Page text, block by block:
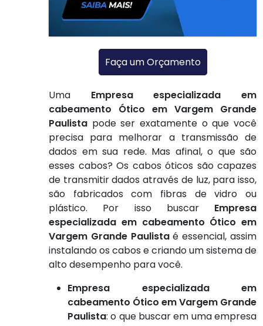
Uma Empresa especializada em
cabeamento Ótico em Vargem Grande
Paulista pode ser exatamente o que você
precisa para melhorar a transmissão de
dados em sua rede. Mas afinal, o que são
esses cabos? Os cabos óticos são capazes
de transmitir dados através de luz, para isso,
são fabricados com fibras de vidro ou
plástico. Por isso buscar Empresa
especializada em cabeamento Ótico em
Vargem Grande Paulistaé essencial, assim
instalando os cabos e criando um sistema de
alto desempenho para você.
Empresa especializada em
cabeamento Ótico em Vargem Grande
Paulista: o que buscar em uma empresa
Faça um Orçamento